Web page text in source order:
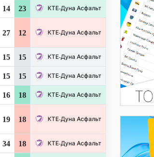
14 23 КТЕ-Дуна Асфальт
27 12 КТЕ-Дуна Асфальт
15 15 КТЕ-Дуна Асфальт
15 15 КТЕ-Дуна Асфальт
16 18 КТЕ-Дуна Асфальт
19 18 КТЕ-Дуна Асфальт
34 18 КТЕ-Дуна Асфальт